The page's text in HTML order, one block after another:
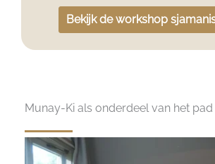
Bekijk de workshop
Munay-Ki als onderdeel van het pad